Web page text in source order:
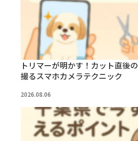
トリマーが明かす！カット直後
撮るスマホカメラテクニック
2026.08.06